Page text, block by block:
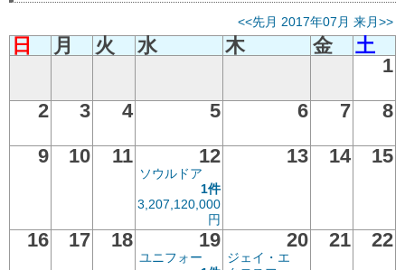
<<先月 2017年07月 来月>>
日 月 火 水 木 金
土
1
2
3 4 5 6 7
8
9
10 11 12
ソウルドア
1件
3,207,120,000
円
13 14 15
16 17 18 19
ユニフォー
20
ジェイ・エ
21 22